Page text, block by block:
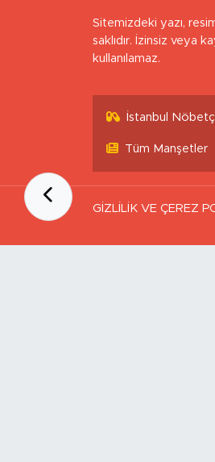
Sitemizdeki yazı,
saklıdır. İzinsiz veya
kullanılamaz.
İstanbul
Tüm Manşetler
GİZLİLİK VE ÇEREZ